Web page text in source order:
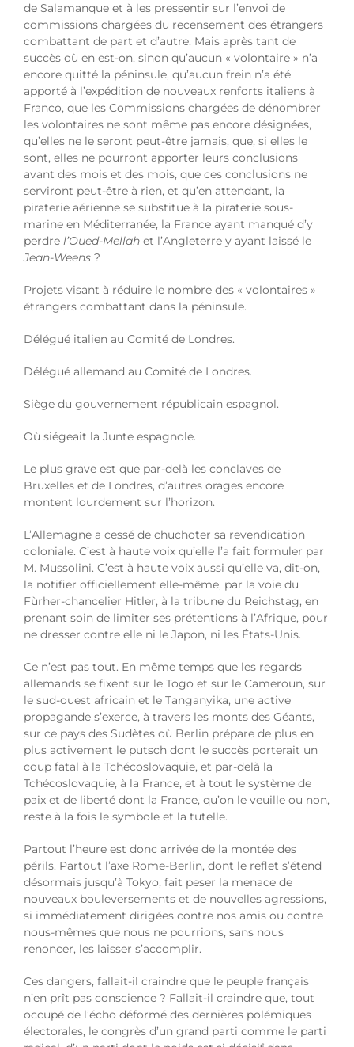
de Salamanque et à les pressentir sur l’envoi de
commissions chargées du recensement des étrangers
combattant de part et d’autre. Mais après tant de
succès où en est-on, sinon qu’aucun « volontaire » n’a
encore quitté la péninsule, qu’aucun frein n’a été
apporté à l’expédition de nouveaux renforts italiens à
Franco, que les Commissions chargées de dénombrer
les volontaires ne sont même pas encore désignées,
qu’elles ne le seront peut-être jamais, que, si elles le
sont, elles ne pourront apporter leurs conclusions
avant des mois et des mois, que ces conclusions ne
serviront peut-être à rien, et qu’en attendant, la
piraterie aérienne se substitue à la piraterie sous-
marine en Méditerranée, la France ayant manqué d’y
perdre l’Oued-Mellah et l’Angleterre y ayant laissé le
Jean-Weens ?
Projets visant à réduire le nombre des « volontaires »
étrangers combattant dans la péninsule.
Délégué italien au Comité de Londres.
Délégué allemand au Comité de Londres.
Siège du gouvernement républicain espagnol.
Où siégeait la Junte espagnole.
Le plus grave est que par-delà les conclaves de
Bruxelles et de Londres, d’autres orages encore
montent lourdement sur l’horizon.
L’Allemagne a cessé de chuchoter sa revendication
coloniale. C’est à haute voix qu’elle l’a fait formuler par
M. Mussolini. C’est à haute voix aussi qu’elle va, dit-on,
la notifier officiellement elle-même, par la voie du
Fùrher-chancelier Hitler, à la tribune du Reichstag, en
prenant soin de limiter ses prétentions à l’Afrique, pour
ne dresser contre elle ni le Japon, ni les États-Unis.
Ce n’est pas tout. En même temps que les regards
allemands se fixent sur le Togo et sur le Cameroun, sur
le sud-ouest africain et le Tanganyika, une active
propagande s’exerce, à travers les monts des Géants,
sur ce pays des Sudètes où Berlin prépare de plus en
plus activement le putsch dont le succès porterait un
coup fatal à la Tchécoslovaquie, et par-delà la
Tchécoslovaquie, à la France, et à tout le système de
paix et de liberté dont la France, qu’on le veuille ou non,
reste à la fois le symbole et la tutelle.
Partout l’heure est donc arrivée de la montée des
périls. Partout l’axe Rome-Berlin, dont le reflet s’étend
désormais jusqu’à Tokyo, fait peser la menace de
nouveaux bouleversements et de nouvelles agressions,
si immédiatement dirigées contre nos amis ou contre
nous-mêmes que nous ne pourrions, sans nous
renoncer, les laisser s’accomplir.
Ces dangers, fallait-il craindre que le peuple français
n’en prît pas conscience ? Fallait-il craindre que, tout
occupé de l’écho déformé des dernières polémiques
électorales, le congrès d’un grand parti comme le parti